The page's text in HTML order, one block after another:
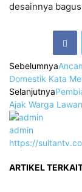
desainnya
Sebelumnya
Domestik Kata
Selanjutnya
Ajak Warga
admin
https://sultantv.co
ARTIKEL